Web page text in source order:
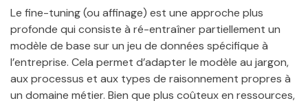
Le fine-tuning (ou affinage) est une approche plus
profonde qui consiste à ré-entraîner partiellement un
modèle de base sur un jeu de données spécifique à
l’entreprise. Cela permet d’adapter le modèle au jargon,
aux processus et aux types de raisonnement propres à
un domaine métier. Bien que plus coûteux en ressources,